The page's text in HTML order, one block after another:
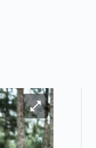
Bild